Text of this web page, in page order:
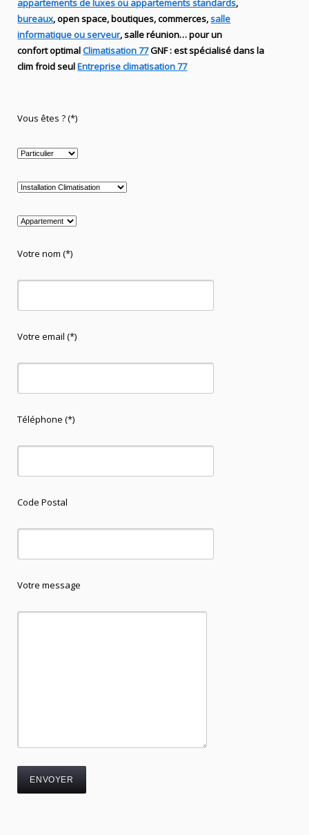
appartements de luxes ou appartements standards,
bureaux, open space, boutiques, commerces,salle
informatique ou serveur, salle réunion… pour un
confort optimalClimatisation 77GNF:estspécialisédans la
climfroid seulEntreprise climatisation 77
Vous êtes ? (*)
Votre nom (*)
Votre email (*)
Téléphone (*)
Code Postal
Votre message